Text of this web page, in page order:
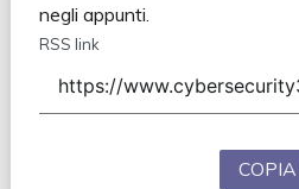
negli appunti.
RSS link